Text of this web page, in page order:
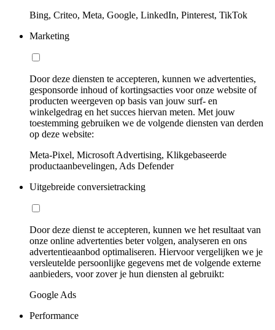
Bing, Criteo, Meta, Google, LinkedIn, Pinterest, TikTok
Marketing
Door deze diensten te accepteren, kunnen we advertenties,
gesponsorde inhoud of kortingsacties voor onze website of
producten weergeven op basis van jouw surf- en
winkelgedrag en het succes hiervan meten. Met jouw
toestemming gebruiken we de volgende diensten van derden
op deze website:
Meta-Pixel, Microsoft Advertising, Klikgebaseerde
productaanbevelingen, Ads Defender
Uitgebreide conversietracking
Door deze dienst te accepteren, kunnen we het resultaat van
onze online advertenties beter volgen, analyseren en ons
advertentieaanbod optimaliseren. Hiervoor vergelijken we je
versleutelde persoonlijke gegevens met de volgende externe
aanbieders, voor zover je hun diensten al gebruikt:
Google Ads
Performance